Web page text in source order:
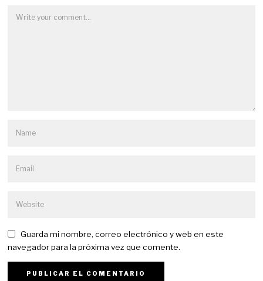
Guarda mi nombre, correo electrónico y web en este
navegador para la próxima vez que comente.